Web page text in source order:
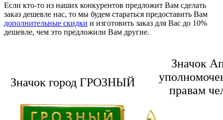
Если кто-то из наших конкурентов предложит Вам сделать
заказ дешевле нас, то мы будем стараться предоставить Вам
дополнительные скидки и изготовить заказ для Вас до 10%
дешевле, чем это предложили Вам другие.
Значок город ГРОЗНЫЙ
Значок
правам